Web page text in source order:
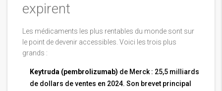
expirent
Les médicaments les plus rentables du monde sont sur
le point de devenir accessibles. Voici les trois plus
grands :
Keytruda (pembrolizumab) de Merck : 25,5 milliards
de dollars de ventes en 2024. Son brevet principal